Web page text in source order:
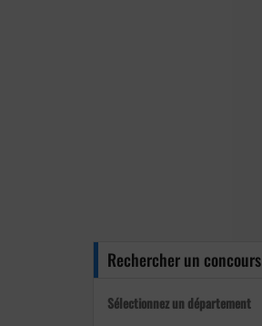
Rechercher un concours
Sélectionnez un département